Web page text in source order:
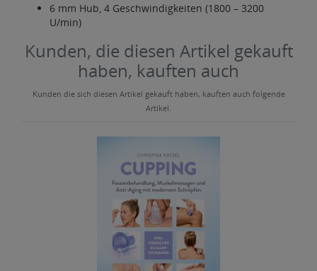
6 mm Hub, 4 Geschwindigkeiten (1800 – 3200
U/min)
Kunden, die diesen Artikel gekauft
haben, kauften auch
Kunden die sich diesen Artikel gekauft haben, kauften auch folgende
Artikel.